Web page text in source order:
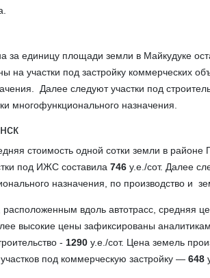
за единицу площади земли в Майкудуке
на участки под застройку коммерческих
Далее следуют участки под
многофункционального назначения.
стоимость одной сотки земли в районе
под ИЖС составила746 у.е./сот. Далее
назначения, по производство и
расположенным вдоль автотрасс, средняя
высокие цены зафиксированы
- 1290 у.е./сот. Цена земель
участков под коммерческую застройку —648